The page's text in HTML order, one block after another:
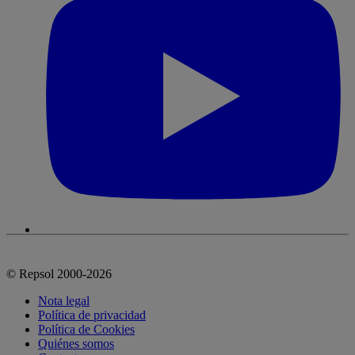
© Repsol 2000-2026
Nota legal
Política de privacidad
Política de Cookies
Quiénes somos